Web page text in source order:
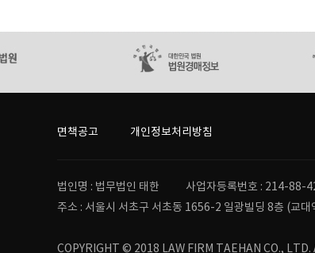
면책공고 개인정보처리방침
법인명 : 법무법인 태한 사업자등록번호 : 214-88-
주소 : 서울시 서초구 서초동 1656-2 일광빌딩 8층 (교대
COPYRIGHT © 2018 LAW FIRM TAEHAN CO., LTD.